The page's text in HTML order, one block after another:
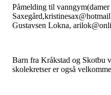
Påmelding til
Gustavsen Lokna,
Barn fra Kråkstad og Skotbu
skolekretser er også